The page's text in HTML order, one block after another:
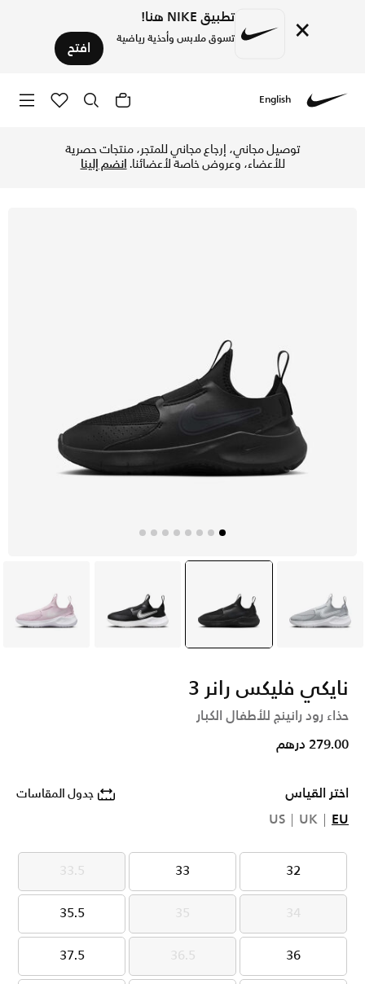
× تطبيق NIKE هنا!
تسوق ملابس وأحذية رياضية افتح
English
توصيل مجاني، إرجاع مجاني للمتجر، منتجات حصرية
للأعضاء، وعروض خاصة لأعضائنا.انضم إلينا
رمادي selected
أسود أسود وردي
نايكي فليكس رانر 3
حذاء رود رانينج للأطفال الكبار
279.00 درهم
اختر القياس جدول المقاسات
EU
UK
US
32
32
33
33
33.5
33.5
34
34
35
35
35.5
35.5
36
36
36.5
36.5
37.5
37.5